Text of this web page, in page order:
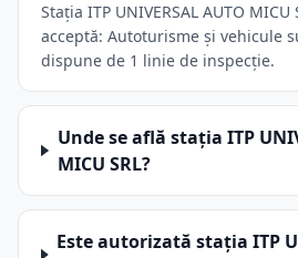
Stația ITP UNIVERSAL AUTO MICU
acceptă: Autoturisme și vehicule
dispune de 1 linie de inspecție.
Unde se află stația ITP
MICU SRL?
Este autorizată stația ITP